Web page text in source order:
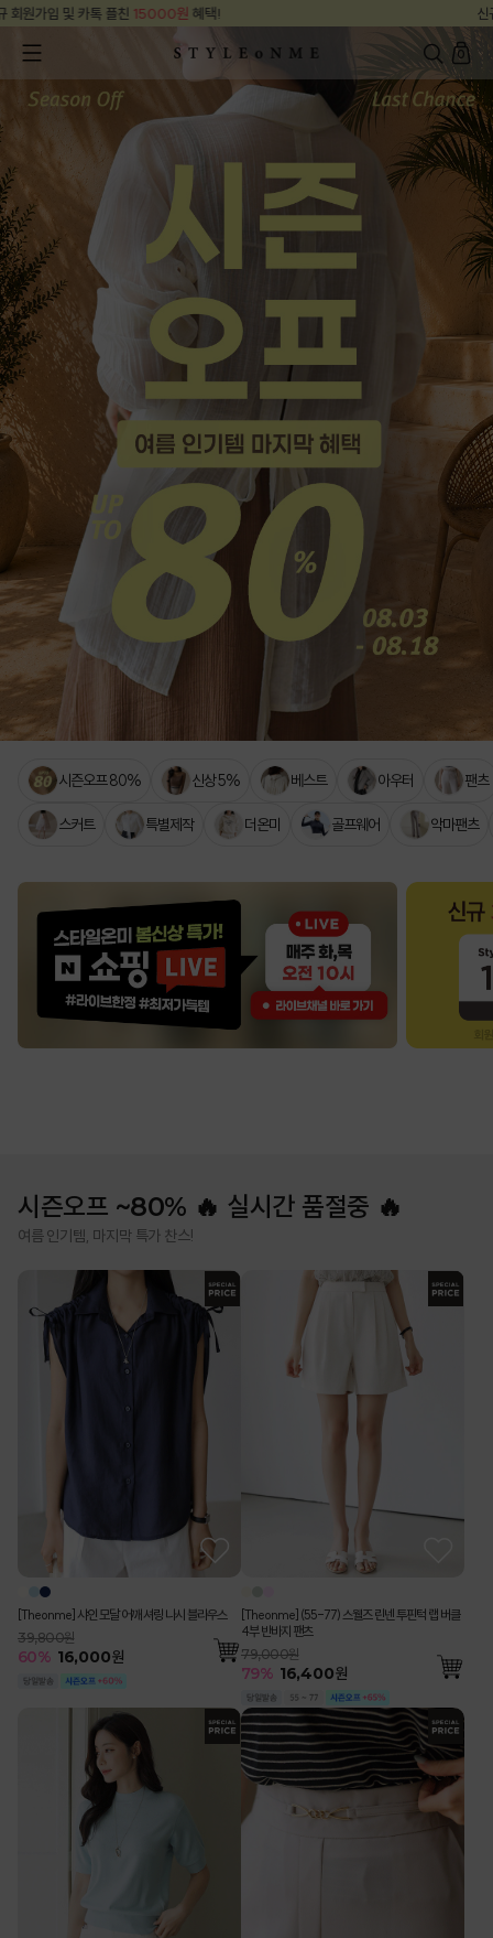
신규 회원가입 및 카톡 플친
0
시즌오프 80% 신상 5% 베스트 아우터 팬츠
스커트 특별제작 더온미 골프웨어 악마팬츠
시즌오프 ~80% 🔥 실시간 품절중 🔥
여름 인기템, 마지막 특가 찬스!
[Theonme] 샤인 모달 어깨 셔링 나시 블라우스
39,800원
60% 16,000원
[Theonme] (55-77) 스웰즈 린넨 투핀턱 랩 버클
4부 반바지 팬츠
79,000원
79% 16,400원